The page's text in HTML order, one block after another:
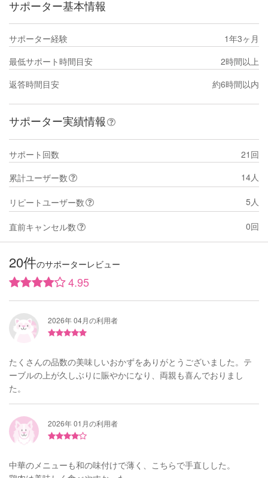
サポーター基本情報
サポーター経験
1年3ヶ月
最低サポート時間目安
2時間以上
返答時間目安
約6時間以内
サポーター実績情報
サポート回数
21回
累計ユーザー数
14人
リピートユーザー数 5人
直前キャンセル数 0回
20件のサポーターレビュー
4.95
2026年 04月の利用者
たくさんの品数の美味しいおかずをありがとうございました。テ
ーブルの上が久しぶりに賑やかになり、両親も喜んでおりまし
た。
2026年 01月の利用者
中華のメニューも和の味付けで薄く、こちらで手直しした。